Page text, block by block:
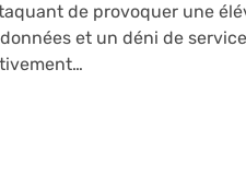
de provoquer une
et un déni de